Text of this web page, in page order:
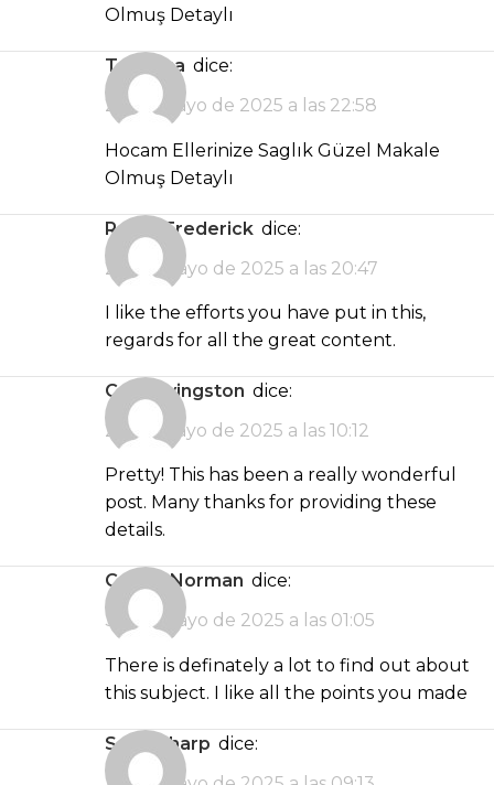
Olmuş Detaylı
turk ifsa dice:
24 de mayo de 2025 a las 22:58
Hocam Ellerinize Saglık Güzel Makale
Olmuş Detaylı
Rayan Frederick dice:
28 de mayo de 2025 a las 20:47
I like the efforts you have put in this,
regards for all the great content.
Cara Livingston dice:
29 de mayo de 2025 a las 10:12
Pretty! This has been a really wonderful
post. Many thanks for providing these
details.
Carlee Norman dice:
30 de mayo de 2025 a las 01:05
There is definately a lot to find out about
this subject. I like all the points you made
Sofia Sharp dice: